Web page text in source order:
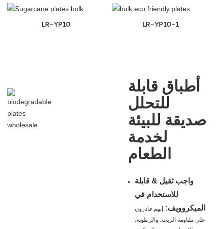
LR-YP10 LR-YP10-1
أطباق قابلة
للتحلل
صديقة للبيئة
لخدمة
الطعام
واجب ثقيل & قابلة
للاستخدام في
الميكروويف: إنهم قادرون
على مقاومة الزيت، والرطوبة،